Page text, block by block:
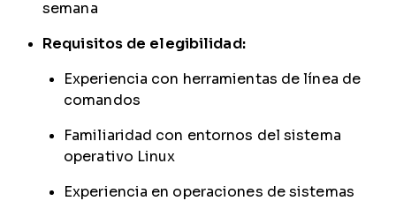
semana
Requisitos de elegibilidad:
Experiencia con herramientas de línea de
comandos
Familiaridad con entornos del sistema
operativo Linux
Experiencia en operaciones de sistemas